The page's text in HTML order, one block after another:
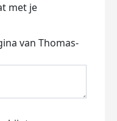
met je
van Thomas-